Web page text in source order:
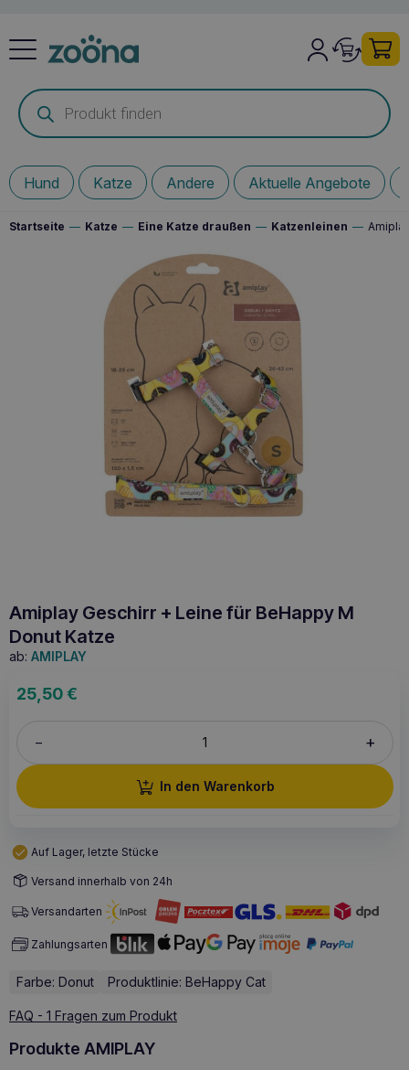
Products
search
Hund Katze Andere Aktuelle Angebote
Startseite — Katze — Eine Katze draußen — Katzenleinen —
Amiplay Geschirr + Leine für BeHappy M
Donut Katze
ab: AMIPLAY
25,50€
– +
In den Warenkorb
Auf Lager, letzte Stücke
Versand innerhalb von 24h
Versandarten
Zahlungsarten
Farbe: Donut Produktlinie: BeHappy Cat
FAQ - 1 Fragen zum Produkt
Produkte AMIPLAY